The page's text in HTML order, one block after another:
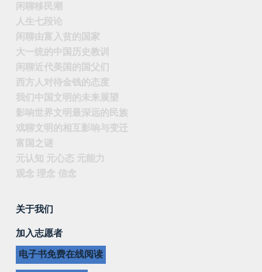
闲聊移民潮
人生七段论
闲聊由富入贫的国家
大一统的中国历史教训
闲聊近代美国的国父们
西方人对待金钱的态度
我们中国文明的未来展望
影响世界文明最深远的民族
戏聊文明的相互影响与变迁
富国之谜
元认知 元心态 元能力
观念 理念 信念
关于我们
加入志愿者
电子书免费在线阅读